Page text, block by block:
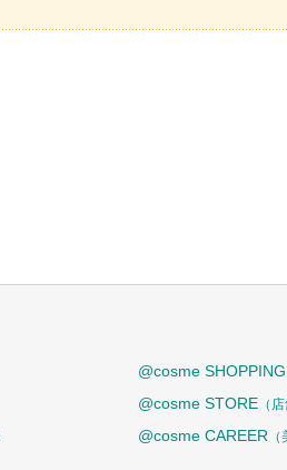
@cosme SHOPPING
@cosme STORE （
@cosme CAREER